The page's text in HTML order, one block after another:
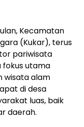
Kecamatan
(Kukar), terus
pariwisata
fokus utama
wisata alam
di desa
luas, baik
daerah.